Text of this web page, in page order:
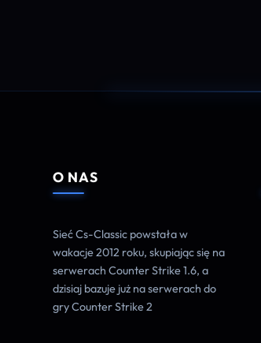
O NAS
Sieć Cs-Classic powstała w
wakacje 2012 roku, skupiając się na
serwerach Counter Strike 1.6, a
dzisiaj bazuje już na serwerach do
gry Counter Strike 2